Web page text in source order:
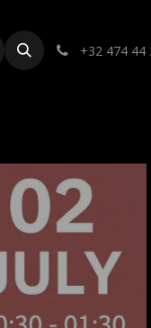
Gallery +32 474 44